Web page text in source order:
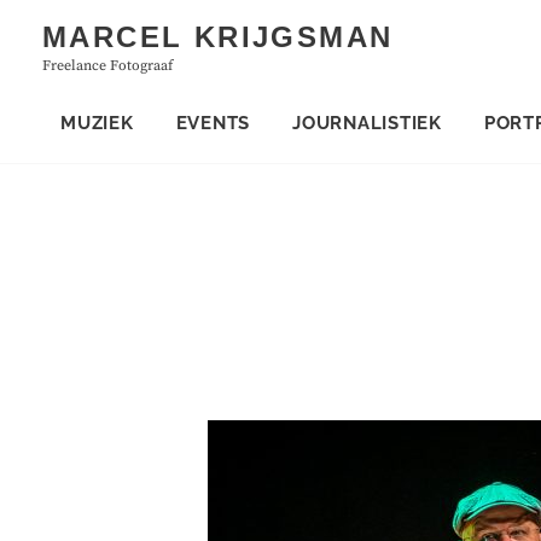
content
MARCEL KRIJGSMAN
Freelance Fotograaf
MUZIEK EVENTS JOURNALISTIEK